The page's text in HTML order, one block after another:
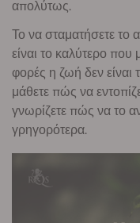
απολύτως.
Το να σταματήσετε το
είναι το καλύτερο που
φορές η ζωή δεν είναι
μάθετε πώς να
γνωρίζετε πώς να το
γρηγορότερα.